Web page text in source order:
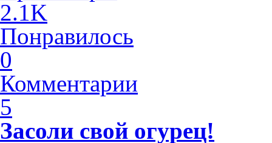
2.1K
Понравилось
0
Комментарии
5
Засоли свой огурец!